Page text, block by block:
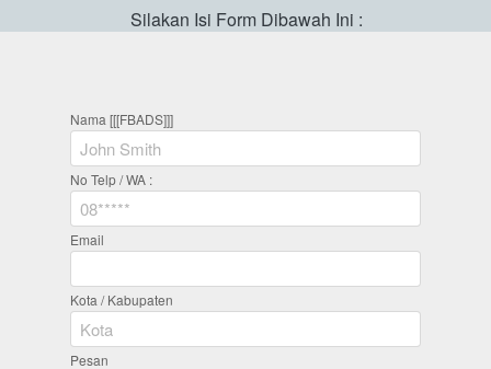
Silakan Isi Form Dibawah Ini :
Nama [[[FBADS]]]
No Telp / WA :
Email
Kota / Kabupaten
Pesan